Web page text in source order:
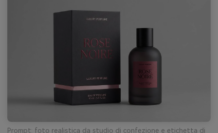
Prompt: foto realistica da studio di confezione e etichetta di